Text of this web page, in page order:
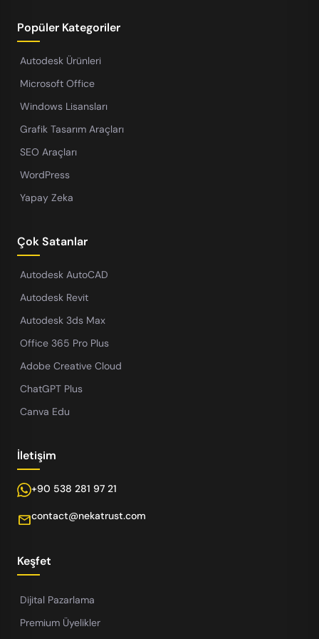
Popüler Kategoriler
Autodesk Ürünleri
Microsoft Office
Windows Lisansları
Grafik Tasarım Araçları
SEO Araçları
WordPress
Yapay Zeka
Çok Satanlar
Autodesk AutoCAD
Autodesk Revit
Autodesk 3ds Max
Office 365 Pro Plus
Adobe Creative Cloud
ChatGPT Plus
Canva Edu
İletişim
+90 538 281 97 21
mailcontact@nekatrust.com
Keşfet
Dijital Pazarlama
Premium Üyelikler